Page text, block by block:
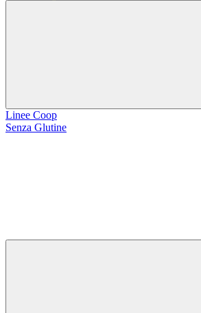
Linee Coop
Senza Glutine